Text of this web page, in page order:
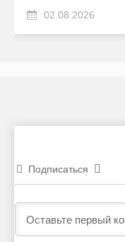
02.08.2026
Подписаться